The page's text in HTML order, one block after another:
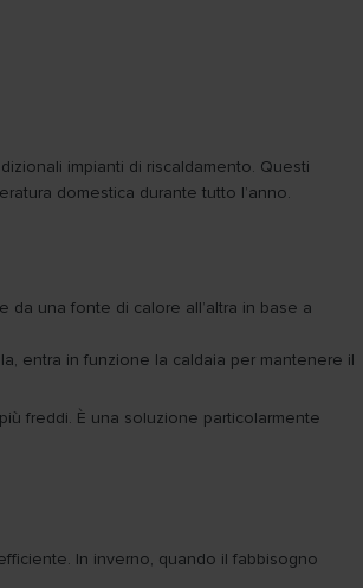
impianti di riscaldamento. Questi
domestica durante tutto l’anno.
da una fonte di calore all’altra in base a
entra in funzione la caldaia per mantenere il
freddi. È una soluzione particolarmente
In inverno, quando il fabbisogno